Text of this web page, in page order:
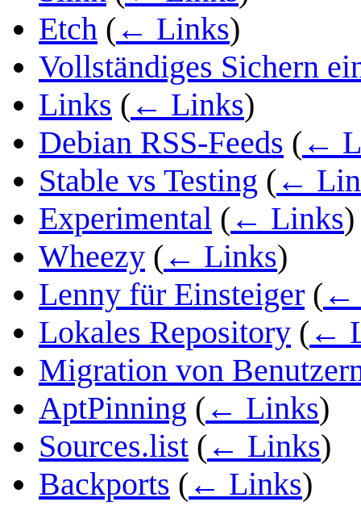
Etch ( ← Links)
Vollständiges Sichern
Links ( ← Links)
Debian RSS-Feeds ( ←
Stable vs Testing ( ←
Experimental ( ← Links)
Wheezy ( ← Links)
Lenny für Einsteiger ( ←
Lokales Repository ( ←
Migration von
AptPinning ( ← Links)
Sources.list ( ← Links)
Backports ( ← Links)